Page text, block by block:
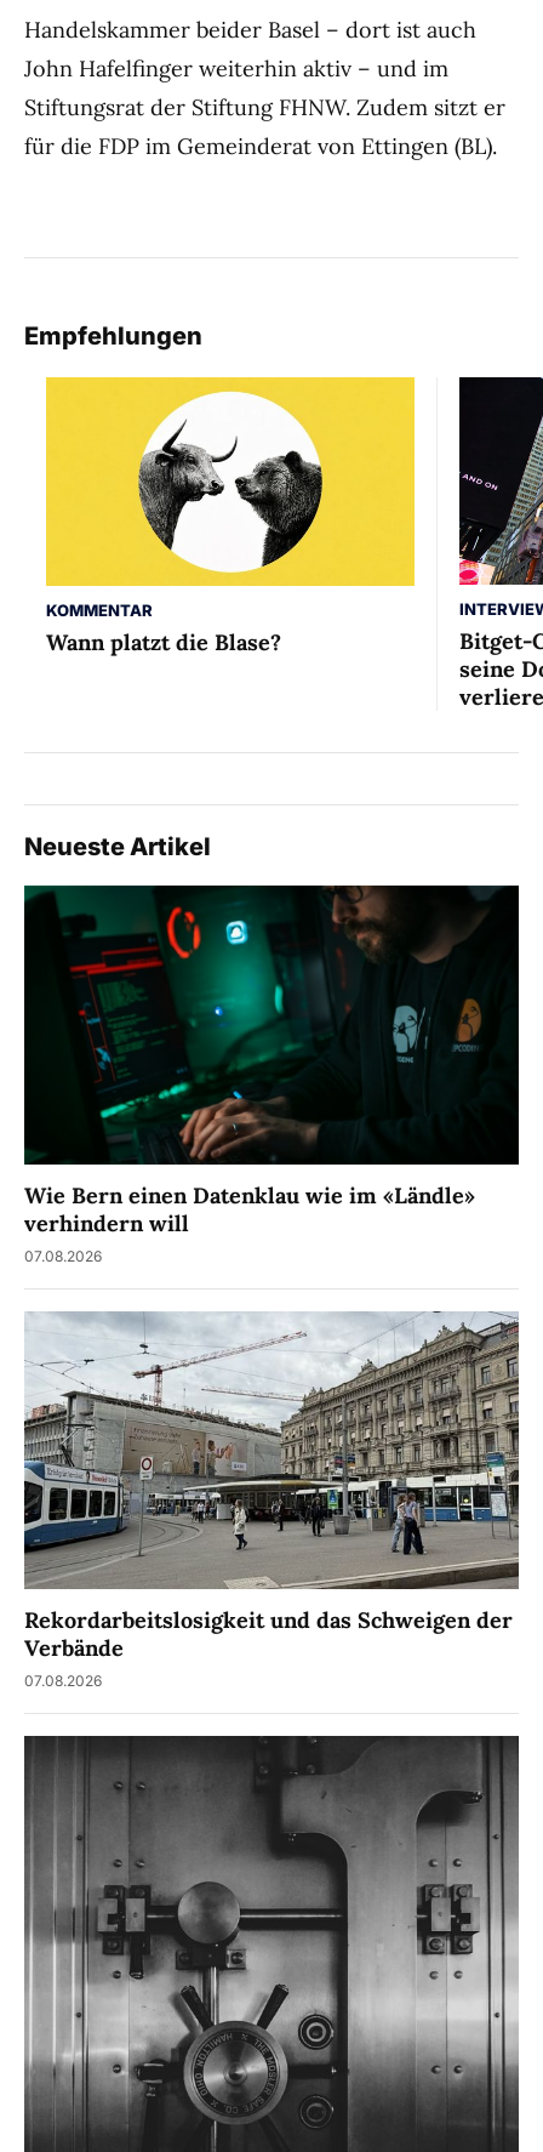
Handelskammer beider Basel – dort ist auch
John Hafelfinger weiterhin aktiv – und im
Stiftungsrat der Stiftung FHNW. Zudem sitzt er
für die FDP im Gemeinderat von Ettingen (BL).
Empfehlungen
KOMMENTAR
Wann platzt die Blase?
Bitget-
seine
Neueste Artikel
Wie Bern einen Datenklau wie im «Ländle»
verhindern will
07.08.2026
Rekordarbeitslosigkeit und das Schweigen der
Verbände
07.08.2026